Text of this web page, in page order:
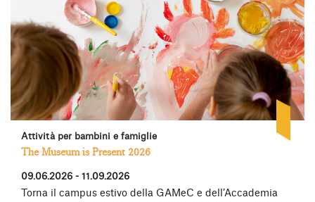
Attività per bambini e famiglie
The Museum is Present 2026
09.06.2026 - 11.09.2026
Torna il campus estivo della GAMeC e dell’Accademia